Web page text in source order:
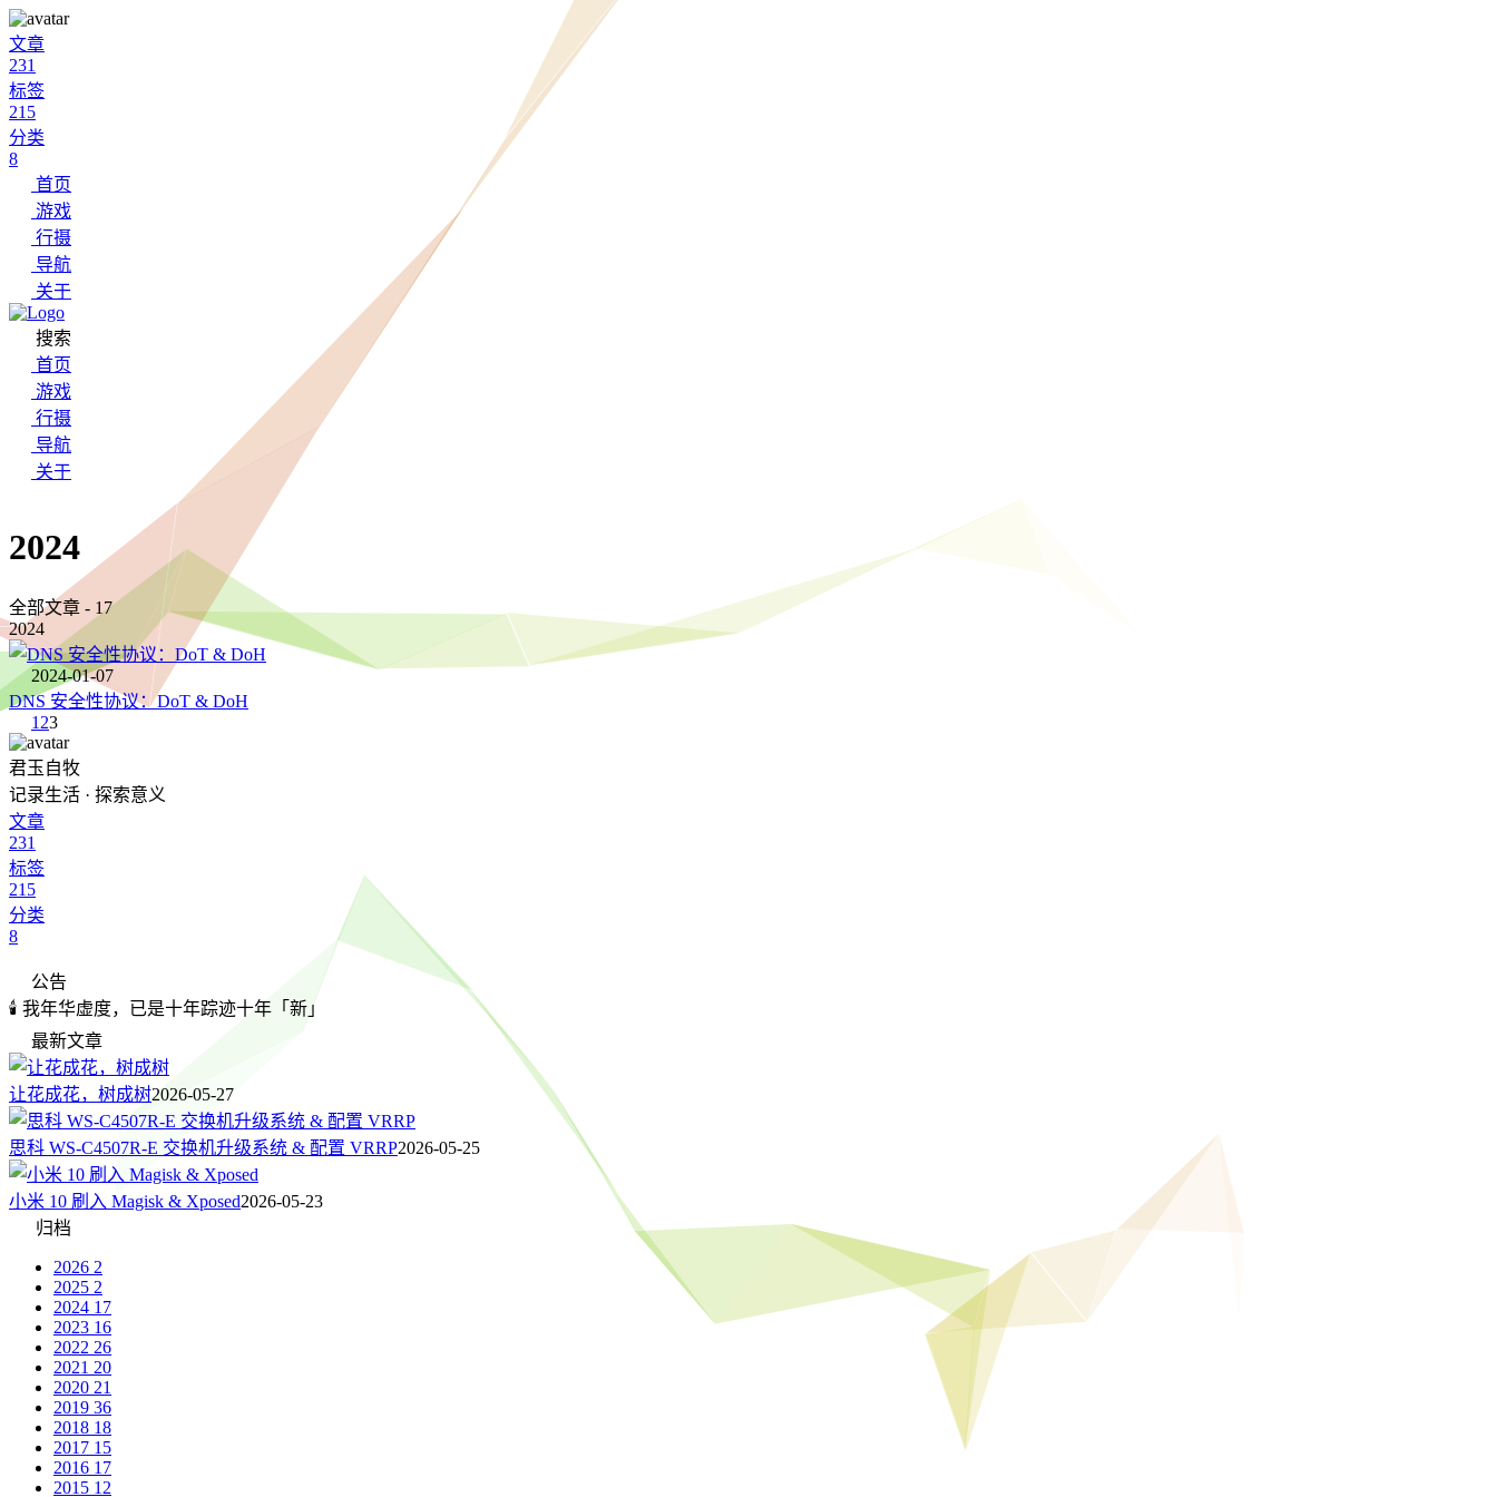
文章
231
标签
215
分类
8
首页
游戏
行摄
导航
关于
搜索
首页
游戏
行摄
导航
关于
2024
全部文章 - 17
2024
2024-01-07
DNS 安全性协议：DoT & DoH
1 23
君玉自牧
记录生活 · 探索意义
文章
231
标签
215
分类
8
公告
🕯️ 我年华虚度，已是十年踪迹十年「新」
最新文章
让花成花，树成树2026-05-27
思科 WS-C4507R-E 交换机升级系统 & 配置 VRRP2026-05-25
小米 10 刷入 Magisk & Xposed2026-05-23
归档
2026 2
2025 2
2024 17
2023 16
2022 26
2021 20
2020 21
2019 36
2018 18
2017 15
2016 17
2015 12